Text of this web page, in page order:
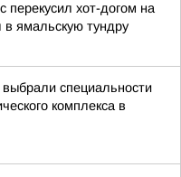
перекусил хот-догом на
в ямальскую тундру
выбрали специальности
комплекса в